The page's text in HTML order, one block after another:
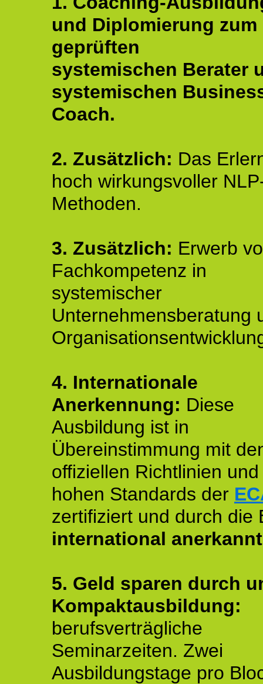
und Diplomierung zum
geprüften
systemischen Berater
systemischen
Coach.
2. Zusätzlich: Das
hoch wirkungsvoller
Methoden.
3. Zusätzlich: Erwerb
Fachkompetenz in
systemischer
Unternehmensberatung
4. Internationale
Anerkennung: Diese
Ausbildung ist in
Übereinstimmung mit
offiziellen Richtlinien
hohen Standards der
zertifiziert und durch die
international
5. Geld sparen durch
Kompaktausbildung:
berufsverträgliche
Seminarzeiten. Zwei
Ausbildungstage pro